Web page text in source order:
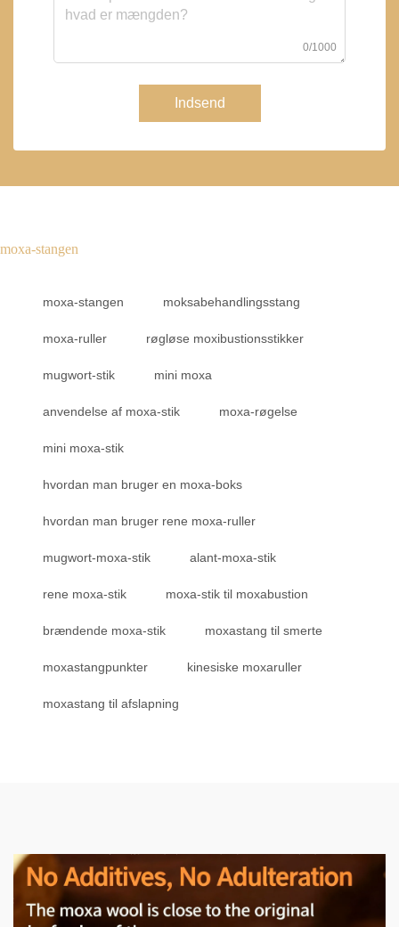
0/1000
Indsend
moxa-stangen
moxa-stangen moksabehandlingsstang
moxa-ruller røgløse moxibustionsstikker
mugwort-stik mini moxa
anvendelse af moxa-stik moxa-røgelse
mini moxa-stik
hvordan man bruger en moxa-boks
hvordan man bruger rene moxa-ruller
mugwort-moxa-stik alant-moxa-stik
rene moxa-stik moxa-stik til moxabustion
brændende moxa-stik moxastang til smerte
moxastangpunkter kinesiske moxaruller
moxastang til afslapning